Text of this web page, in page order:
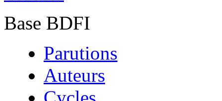
Base BDFI
Parutions
Auteurs